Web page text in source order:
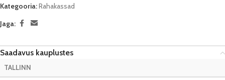
Kategooria:Rahakassad
Jaga:
Saadavus kauplustes
TALLINN